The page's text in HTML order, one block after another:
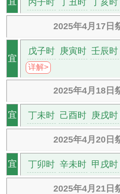
2025年4月17日
宜
戊子时 庚寅时 壬辰时
详解>
2025年4月18日
宜 丁未时 己酉时 庚戌时
2025年4月20日
宜 丁卯时 辛未时 甲戌时
2025年4月21日